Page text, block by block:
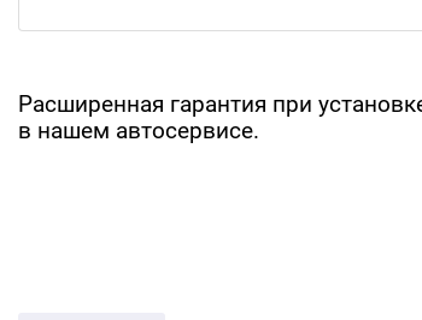
Расширенная гарантия при
в нашем автосервисе.